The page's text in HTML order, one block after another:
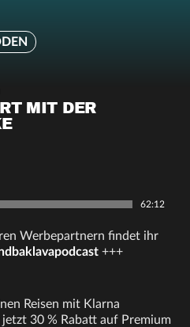
MIT DER
62:12
Werbepartnern findet ihr
+++
Reisen mit Klarna
30 % Rabatt auf Premium